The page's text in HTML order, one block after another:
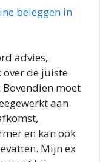
beleggen in
advies,
de juiste
moet
aan
en kan ook
Mijn ex